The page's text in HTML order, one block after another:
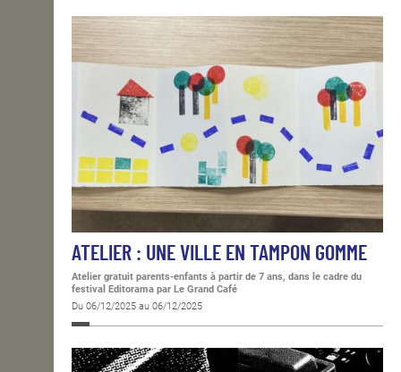
ATELIER : UNE VILLE EN TAMPON GOMME
Atelier gratuit parents-enfants à partir de 7 ans, dans le cadre du
festival Editorama par Le Grand Café
Du 06/12/2025 au 06/12/2025